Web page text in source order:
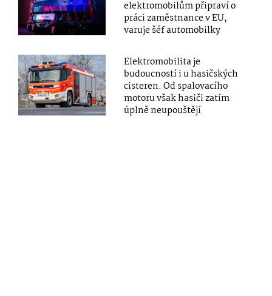
elektromobilům připraví o
práci zaměstnance v EU,
varuje šéf automobilky
Elektromobilita je
budoucností i u hasičských
cisteren. Od spalovacího
motoru však hasiči zatím
úplně neupouštějí